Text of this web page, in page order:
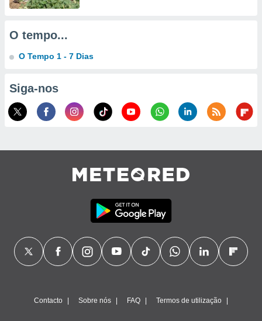
dados
O tempo...
O Tempo 1 - 7 Dias
Siga-nos
Contacto Sobre nós FAQ Termos de utilização